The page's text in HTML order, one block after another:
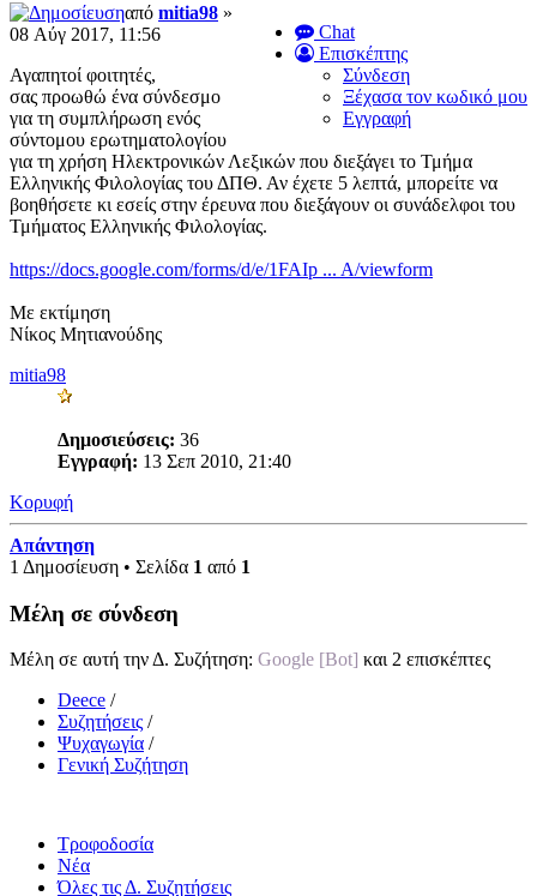
Chat
Επισκέπτης
Σύνδεση
Ξέχασα τον κωδικό μου
Εγγραφή
από mitia98 »
08 Αύγ 2017, 11:56
Αγαπητοί φοιτητές,
σας προωθώ ένα σύνδεσμο
για τη συμπλήρωση ενός
σύντομου ερωτηματολογίου
για τη χρήση Ηλεκτρονικών Λεξικών που διεξάγει το Τμήμα
Ελληνικής Φιλολογίας του ΔΠΘ. Αν έχετε 5 λεπτά, μπορείτε να
βοηθήσετε κι εσείς στην έρευνα που διεξάγουν οι συνάδελφοι του
Τμήματος Ελληνικής Φιλολογίας.
https://docs.google.com/forms/d/e/1FAIp ... A/viewform
Με εκτίμηση
Νίκος Μητιανούδης
mitia98
Δημοσιεύσεις: 36
Εγγραφή: 13 Σεπ 2010, 21:40
Κορυφή
Απάντηση
1 Δημοσίευση • Σελίδα 1 από 1
Μέλη σε σύνδεση
Μέλη σε αυτή την Δ. Συζήτηση: Google [Bot] και 2 επισκέπτες
Deece /
Συζητήσεις /
Ψυχαγωγία /
Γενική Συζήτηση
Τροφοδοσία
Νέα
Όλες τις Δ. Συζητήσεις